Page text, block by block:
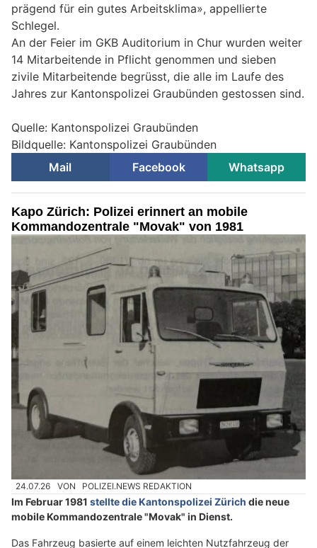
prägend für ein gutes Arbeitsklima», appellierte
Schlegel.
An der Feier im GKB Auditorium in Chur wurden weiter
14 Mitarbeitende in Pflicht genommen und sieben
zivile Mitarbeitende begrüsst, die alle im Laufe des
Jahres zur Kantonspolizei Graubünden gestossen sind.
Quelle: Kantonspolizei Graubünden
Bildquelle: Kantonspolizei Graubünden
Mail
Facebook Whatsapp
Kapo Zürich: Polizei erinnert an mobile
Kommandozentrale "Movak" von 1981
24.07.26 VON POLIZEI.NEWS REDAKTION
Im Februar 1981 stellte die Kantonspolizei Zürich die neue
mobile Kommandozentrale "Movak" in Dienst.
Das Fahrzeug basierte auf einem leichten Nutzfahrzeug der